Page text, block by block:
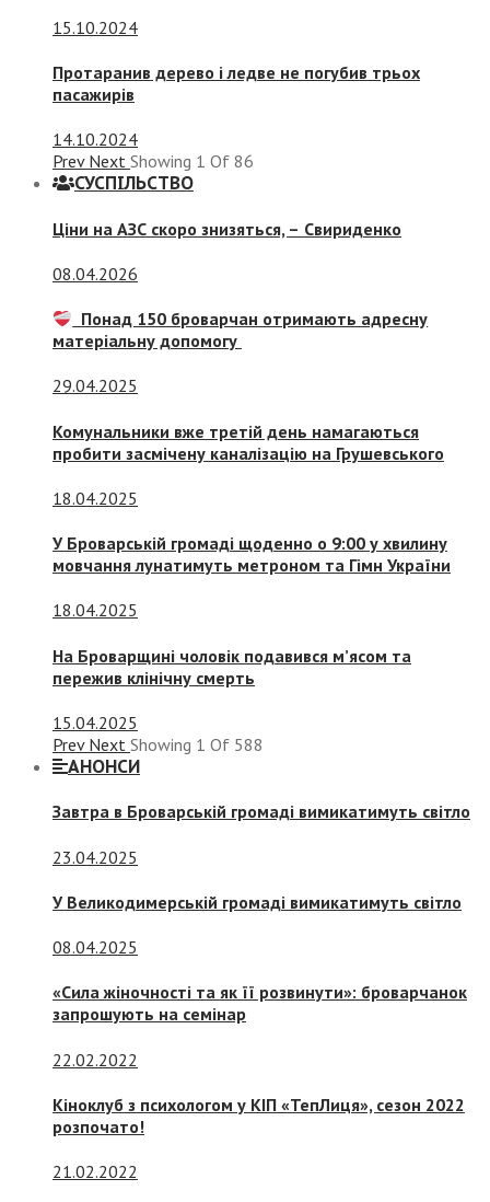
15.10.2024
Протаранив дерево і ледве не погубив трьох
пасажирів
14.10.2024
Prev Next Showing 1 Of 86
СУСПIЛЬСТВО
Ціни на АЗС скоро знизяться, – Свириденко
08.04.2026
Понад 150 броварчан отримають адресну
матеріальну допомогу
29.04.2025
Комунальники вже третій день намагаються
пробити засмічену каналізацію на Грушевського
18.04.2025
У Броварській громаді щоденно о 9:00 у хвилину
мовчання лунатимуть метроном та Гімн України
18.04.2025
На Броварщині чоловік подавився м’ясом та
пережив клінічну смерть
15.04.2025
Prev Next Showing 1 Of 588
АНОНСИ
Завтра в Броварській громаді вимикатимуть світло
23.04.2025
У Великодимерській громаді вимикатимуть світло
08.04.2025
«Сила жіночності та як її розвинути»: броварчанок
запрошують на семінар
22.02.2022
Кіноклуб з психологом у КІП «ТепЛиця», сезон 2022
розпочато!
21.02.2022